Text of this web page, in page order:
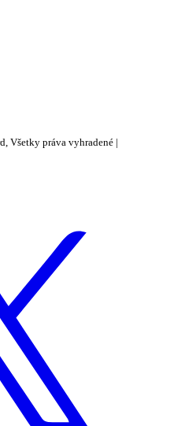
Všetky práva vyhradené |